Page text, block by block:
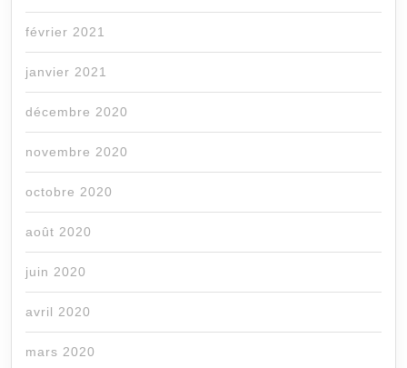
février 2021
janvier 2021
décembre 2020
novembre 2020
octobre 2020
août 2020
juin 2020
avril 2020
mars 2020